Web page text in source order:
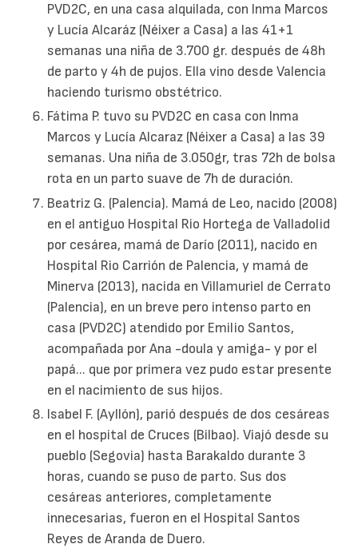
PVD2C, en una casa alquilada, con Inma Marcos
y Lucía Alcaráz (Néixer a Casa) a las 41+1
semanas una niña de 3.700 gr. después de 48h
de parto y 4h de pujos. Ella vino desde Valencia
haciendo turismo obstétrico.
Fátima P. tuvo su PVD2C en casa con Inma
Marcos y Lucía Alcaraz (Néixer a Casa) a las 39
semanas. Una niña de 3.050gr, tras 72h de bolsa
rota en un parto suave de 7h de duración.
Beatriz G. (Palencia). Mamá de Leo, nacido (2008)
en el antiguo Hospital Rio Hortega de Valladolid
por cesárea, mamá de Darío (2011), nacido en
Hospital Rio Carrión de Palencia, y mamá de
Minerva (2013), nacida en Villamuriel de Cerrato
(Palencia), en un breve pero intenso parto en
casa (PVD2C) atendido por Emilio Santos,
acompañada por Ana -doula y amiga- y por el
papá... que por primera vez pudo estar presente
en el nacimiento de sus hijos.
Isabel F. (Ayllón), parió después de dos cesáreas
en el hospital de Cruces (Bilbao). Viajó desde su
pueblo (Segovia) hasta Barakaldo durante 3
horas, cuando se puso de parto. Sus dos
cesáreas anteriores, completamente
innecesarias, fueron en el Hospital Santos
Reyes de Aranda de Duero.